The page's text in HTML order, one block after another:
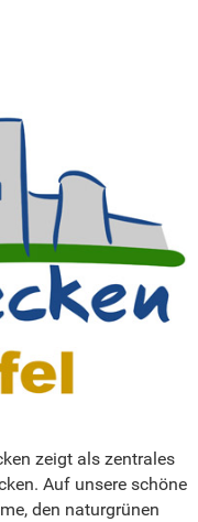
zeigt als zentrales
Auf unsere schöne
den naturgrünen